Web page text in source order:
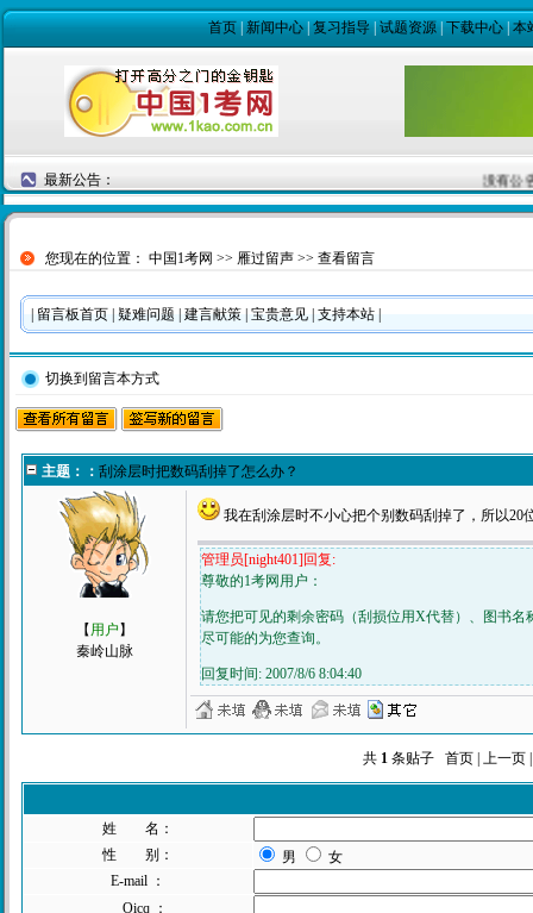
首页|新闻中心|复习指导|试题资源|下载中心|本
最新公告： 没有公
您现在的位置： 中国1考网 >> 雁过留声 >> 查看留言
留言板首页 疑难问题 建言献策 宝贵意见 支持本站
切换到留言本方式
主题：： 刮涂层时把数码刮掉了怎么办？
【 用户 】
秦岭山脉
我在刮涂层时不小心把个别数码刮掉了，所以
管理员[night401]回复:
尊敬的1考网用户：
请您把可见的剩余密码（刮损位用X代替）、图书
尽可能的为您查询。
回复时间: 2007/8/6 8:04:40
共 1 条贴子 首页 | 上一页
姓 名：
性 别：
男
女
E-mail ：
Oicq ：